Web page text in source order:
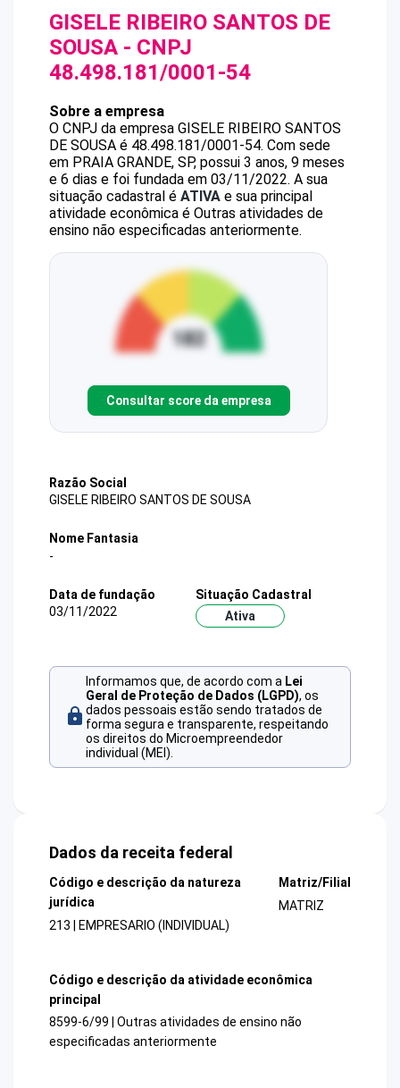
GISELE RIBEIRO SANTOS DE
SOUSA - CNPJ
48.498.181/0001-54
Sobre a empresa
O CNPJ da empresa GISELE RIBEIRO SANTOS
DE SOUSA é 48.498.181/0001-54. Com sede
em PRAIA GRANDE, SP, possui 3 anos, 9 meses
e 6 dias e foi fundada em 03/11/2022. A sua
situação cadastral é ATIVA e sua principal
atividade econômica é Outras atividades de
ensino não especificadas anteriormente.
Consultar score da empresa
Razão Social
GISELE RIBEIRO SANTOS DE SOUSA
Nome Fantasia
-
Data de fundação
03/11/2022
Situação Cadastral
Ativa
Informamos que, de acordo com a Lei
Geral de Proteção de Dados (LGPD), os
dados pessoais estão sendo tratados de
forma segura e transparente, respeitando
os direitos do Microempreendedor
individual (MEI).
Dados da receita federal
Código e descrição da natureza
jurídica
213 | EMPRESARIO (INDIVIDUAL)
Matriz/Filial
MATRIZ
Código e descrição da atividade econômica
principal
8599-6/99 | Outras atividades de ensino não
especificadas anteriormente